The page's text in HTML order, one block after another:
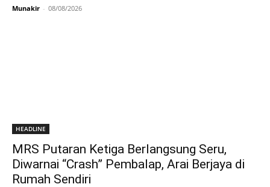
Munakir - 08/08/2026
HEADLINE
MRS Putaran Ketiga Berlangsung Seru,
Diwarnai “Crash” Pembalap, Arai Berjaya di
Rumah Sendiri